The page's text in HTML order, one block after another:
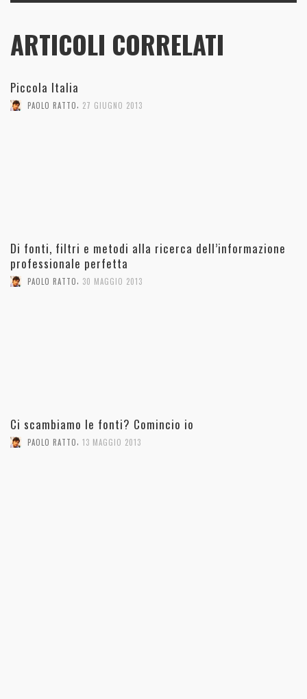
ARTICOLI CORRELATI
Piccola Italia
PAOLO RATTO, 27 GIUGNO 2013
Di fonti, filtri e metodi alla ricerca dell’informazione
professionale perfetta
PAOLO RATTO, 30 MAGGIO 2013
Ci scambiamo le fonti? Comincio io
PAOLO RATTO 13 MAGGIO 2013